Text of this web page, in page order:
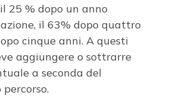
25 % dopo un anno
il 63% dopo quattro
cinque anni. A questi
aggiungere o sottrarre
a seconda del